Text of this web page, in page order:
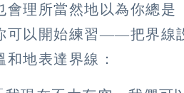
會理所當然地以為你總
可以開始練習——把界線
和地表達界線：